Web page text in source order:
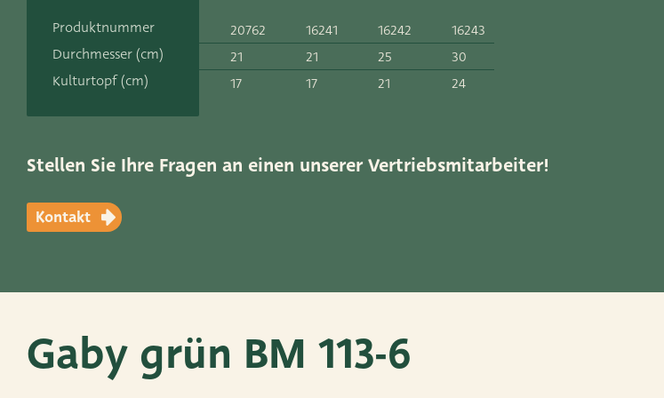
Leemolen 70
2678 MH De Lier
T +31 174 520 052
Esales@vandersar.nl
Produktnummer
Durchmesser (cm)
Kulturtopf (cm)
20762
21
17
16241
21
17
16242
25
21
16243
30
24
Stellen Sie Ihre Fragen an einen unserer Vertriebsmitarbeiter!
Kontakt
Gaby grün BM 113-6